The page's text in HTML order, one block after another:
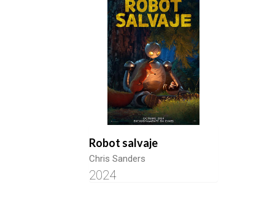
Robot salvaje
Chris Sanders
2024